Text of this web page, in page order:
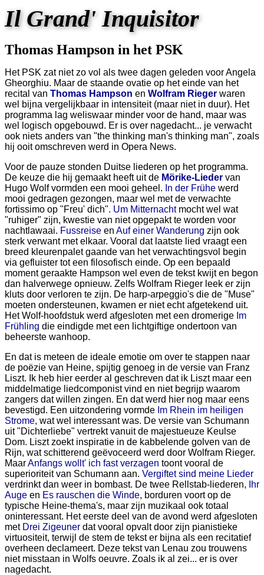
Il Grand' Inquisitor
Thomas Hampson in het PSK
Het PSK zat niet zo vol als twee dagen geleden voor Angela
Gheorghiu. Maar de staande ovatie op het einde van het
recital van Thomas Hampson en Wolfram Rieger waren
wel bijna vergelijkbaar in intensiteit (maar niet in duur). Het
programma lag weliswaar minder voor de hand, maar was
wel logisch opgebouwd. Er is over nagedacht... je verwacht
ook niets anders van "the thinking man's thinking man", zoals
hij ooit omschreven werd in Opera News.
Voor de pauze stonden Duitse liederen op het programma.
De keuze die hij gemaakt heeft uit de Mörike-Lieder van
Hugo Wolf vormden een mooi geheel. In der Frühe werd
mooi gedragen gezongen, maar wel met de verwachte
fortissimo op "Freu' dich". Um Mitternachtmocht wel wat
"ruhiger" zijn, kwestie van niet opgepakt te worden voor
nachtlawaai. Fussreise en Auf einer Wanderung zijn ook
sterk verwant met elkaar. Vooral dat laatste lied vraagt een
breed kleurenpalet gaande van het verwachtingsvol begin
via gefluister tot een filosofisch einde. Op een bepaald
moment geraakte Hampson wel even de tekst kwijt en begon
dan halverwege opnieuw. Zelfs Wolfram Rieger leek er zijn
kluts door verloren te zijn. De harp-arpeggio's die de "Muse"
moeten ondersteunen, kwamen er niet echt afgetekend uit.
Het Wolf-hoofdstuk werd afgesloten met een dromerige Im
Frühling die eindigde met een lichtgiftige ondertoon van
beheerste wanhoop.
En dat is meteen de ideale emotie om over te stappen naar
de poëzie van Heine, spijtig genoeg in de versie van Franz
Liszt. Ik heb hier eerder al geschreven dat ik Liszt maar een
middelmatige liedcomponist vind en niet begrijp waarom
zangers dat willen zingen. En dat werd hier nog maar eens
bevestigd. Een uitzondering vormde Im Rhein im heiligen
Strome, wat wel interessant was. De versie van Schumann
uit "Dichterliebe" vertrekt vanuit de majestueuze Keulse
Dom. Liszt zoekt inspiratie in de kabbelende golven van de
Rijn, wat schitterend geëvoceerd werd door Wolfram Rieger.
MaarAnfangs wollt' ich fast verzagen toont vooral de
superioriteit van Schumann aan. Vergiftet sind meine Lieder
verdrinkt dan weer in bombast. De twee Rellstab-liederen,
Ihr
Auge en Es rauschen die Winde, borduren voort op de
typische Heine-thema's, maar zijn muzikaal ook totaal
oninteressant. Het eerste deel van de avond werd afgesloten
met Drei Zigeuner dat vooral opvalt door zijn pianistieke
virtuositeit, terwijl de stem de tekst er bijna als een recitatief
overheen declameert. Deze tekst van Lenau zou trouwens
niet misstaan in Wolfs oeuvre. Zoals ik al zei... er is over
nagedacht.